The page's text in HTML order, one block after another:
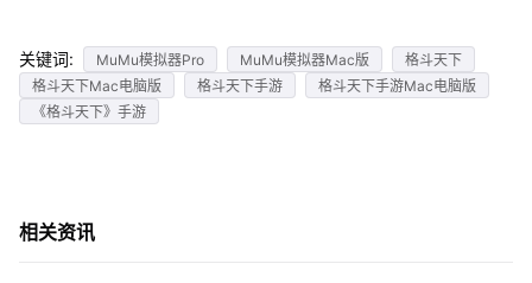
关键词: MuMu模拟器Pro MuMu模拟器Mac版
格斗天下
格斗天下Mac电脑版
格斗天下手游
格斗天下手游Mac电脑版
《格斗天下》手游
相关资讯